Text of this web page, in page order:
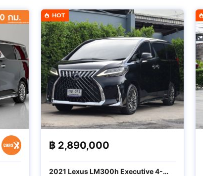
HOT
฿ 2,890,000
2021 Lexus LM300h Executive 4-